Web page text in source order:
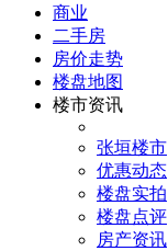
商业
二手房
房价走势
楼盘地图
楼市资讯
张垣楼市
优惠动态
楼盘实拍
楼盘点评
房产资讯